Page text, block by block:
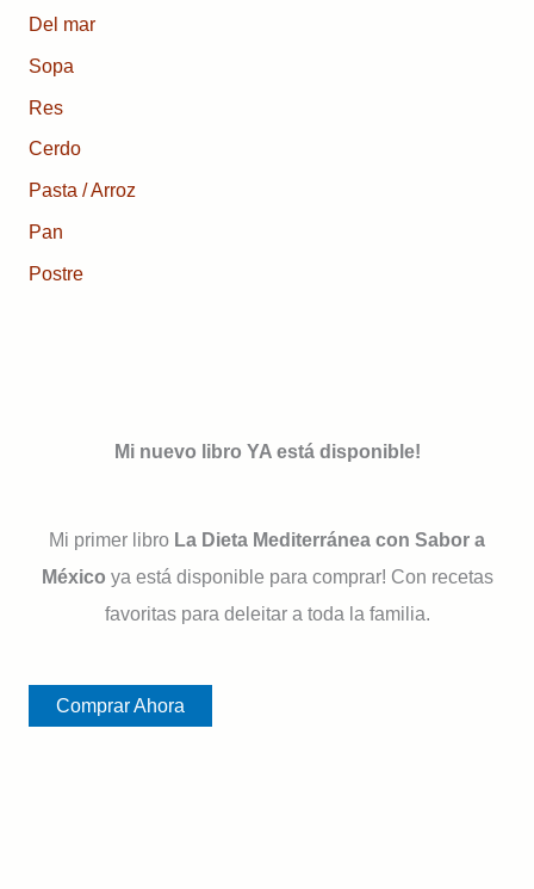
Del mar
Sopa
Res
Cerdo
Pasta / Arroz
Pan
Postre
Mi nuevo libro YA está disponible!
Mi primer libro La Dieta Mediterránea con Sabor a
México ya está disponible para comprar! Con recetas
favoritas para deleitar a toda la familia.
Comprar Ahora